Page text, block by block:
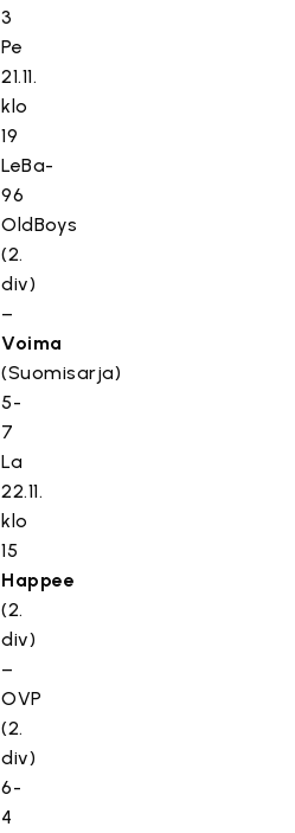
3
Pe
21.11.
klo
19
LeBa-
96
OldBoys
(2.
div)
–
Voima
(Suomisarja)
5-
7
La
22.11.
klo
15
Happee
(2.
div)
–
OVP
(2.
div)
6-
4